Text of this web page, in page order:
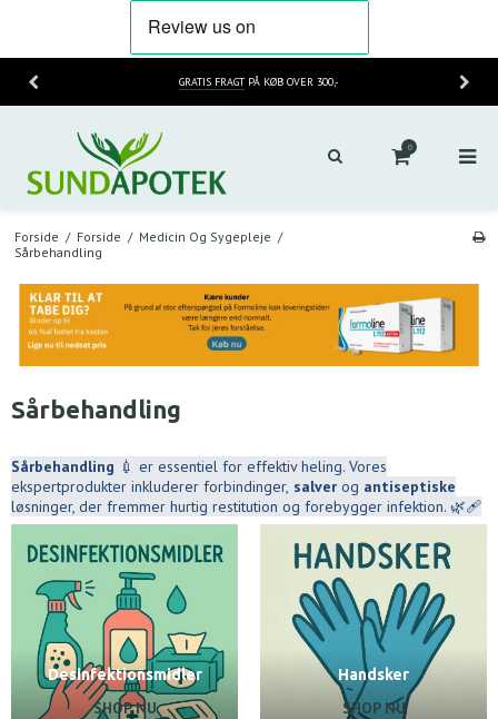
GRATIS FRAGT PÅ KØB OVER 300,-
0
Forside / Forside / Medicin Og Sygepleje /
Sårbehandling
Sårbehandling
Sårbehandling 💉 er essentiel for effektiv heling. Vores
ekspertprodukter inkluderer forbindinger, salver og antiseptiske
løsninger, der fremmer hurtig restitution og forebygger infektion. 🌿🩹
Desinfektionsmidler
SHOP NU
Handsker
SHOP NU